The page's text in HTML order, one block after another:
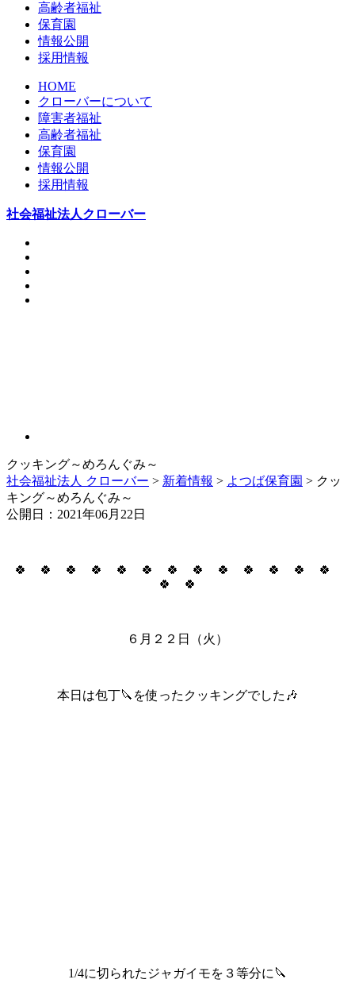
高齢者福祉
保育園
情報公開
採用情報
HOME
クローバーについて
障害者福祉
高齢者福祉
保育園
情報公開
採用情報
社会福祉法人クローバー
クッキング～めろんぐみ～
社会福祉法人 クローバー > 新着情報 > よつば保育園 > クッ
キング～めろんぐみ～
公開日：2021年06月22日
🍀 🍀 🍀 🍀 🍀 🍀 🍀 🍀 🍀 🍀 🍀 🍀 🍀
🍀 🍀
６月２２日（火）
本日は包丁🔪を使ったクッキングでした🎶
1/4に切られたジャガイモを３等分に🔪